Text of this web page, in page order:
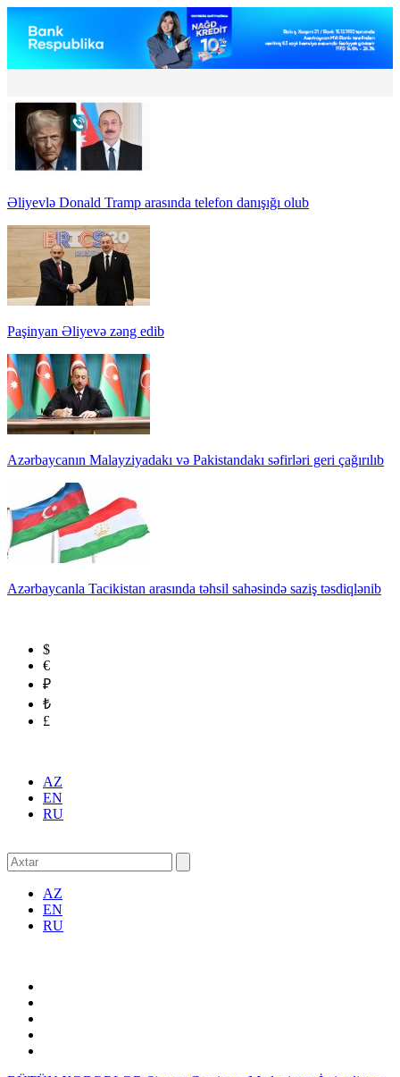
Əliyevlə Donald Tramp arasında telefon danışığı olub
Paşinyan Əliyevə zəng edib
Azərbaycanın Malayziyadakı və Pakistandakı səfirləri geri çağırılıb
Azərbaycanla Tacikistan arasında təhsil sahəsində saziş təsdiqlənib
$
€
₽
₺
£
AZ
EN
RU
AZ
EN
RU